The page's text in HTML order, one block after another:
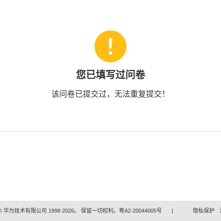
您已填写过问卷
该问卷已提交过，无法重复提交！
华为技术有限公司 1998-2026。 保留一切权利。粤A2-20044005号 | 隐私保护